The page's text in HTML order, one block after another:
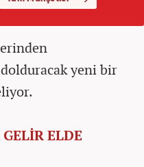
dolduracak yeni bir
ELDE